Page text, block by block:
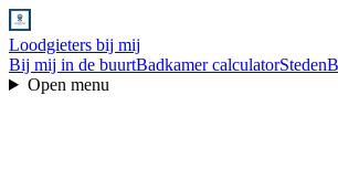
Loodgieters bij mij
Bij mij in de buurtBadkamer calculatorSteden
Open menu